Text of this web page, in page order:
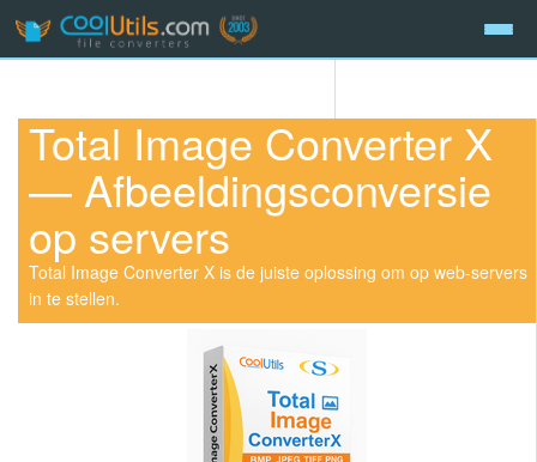
Total Image Converter X
— Afbeeldingsconversie
op servers
Total Image Converter X is de juiste oplossing om op web-servers
in te stellen.